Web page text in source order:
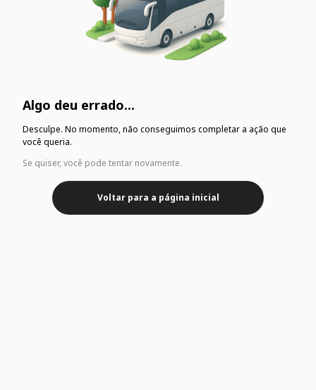
Algo deu errado...
Desculpe. No momento, não conseguimos completar a ação que
você queria.
Se quiser, você pode tentar novamente.
Voltar para a página inicial